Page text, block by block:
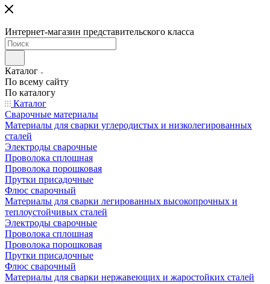
Интернет-магазин представительского класса
Каталог
По всему сайту
По каталогу
Каталог
Сварочные материалы
Материалы для сварки углеродистых и низколегированных
сталей
Электроды сварочные
Проволока сплошная
Проволока порошковая
Прутки присадочные
Флюс сварочный
Материалы для сварки легированных высокопрочных и
теплоустойчивых сталей
Электроды сварочные
Проволока сплошная
Проволока порошковая
Прутки присадочные
Флюс сварочный
Материалы для сварки нержавеющих и жаростойких сталей